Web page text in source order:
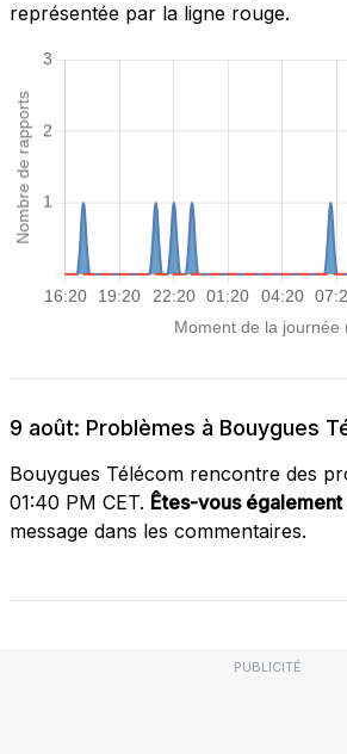
représentée par la ligne rouge.
9 août: Problèmes à Bouygues
Bouygues Télécom rencontre des
01:40 PM CET. Êtes-vous
message dans les commentaires.
PUBLICITÉ